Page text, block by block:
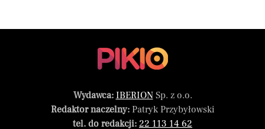
Wydawca: IBERIONSp. z o.o.
Redaktor naczelny:Patryk Przybyłowski
tel. do redakcji: 22 113 14 62